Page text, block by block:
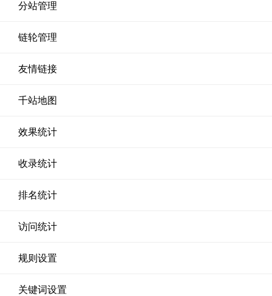
分站管理
链轮管理
友情链接
千站地图
效果统计
收录统计
排名统计
访问统计
规则设置
关键词设置